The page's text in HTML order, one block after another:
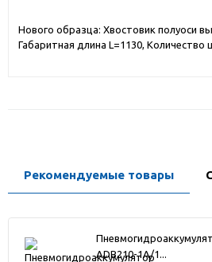
Нового образца: Хвостовик полуоси
Габаритная длина L=1130,
Рекомендуемые товары
ADB210-1A/1...